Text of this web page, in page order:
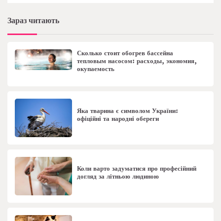
Зараз читають
Сколько стоит обогрев бассейна
тепловым насосом: расходы, экономия,
окупаемость
Яка тварина є символом України:
офіційні та народні обереги
Коли варто задуматися про професійний
догляд за літньою людиною